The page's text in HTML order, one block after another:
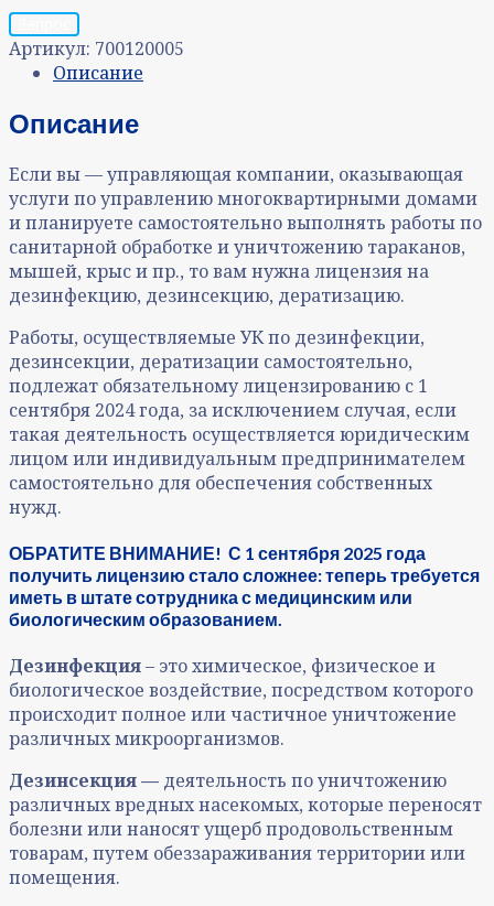
Артикул: 700120005
Описание
Описание
Если вы — управляющая компании, оказывающая
услуги по управлению многоквартирными домами
и планируете самостоятельно выполнять работы по
санитарной обработке и уничтожению тараканов,
мышей, крыс и пр., то вам нужна лицензия на
дезинфекцию, дезинсекцию, дератизацию.
Работы, осуществляемые УК по дезинфекции,
дезинсекции, дератизации самостоятельно,
подлежат обязательному лицензированию с 1
сентября 2024 года, за исключением случая, если
такая деятельность осуществляется юридическим
лицом или индивидуальным предпринимателем
самостоятельно для обеспечения собственных
нужд.
ОБРАТИТЕ ВНИМАНИЕ! С 1 сентября 2025 года
получить лицензию стало сложнее: теперь требуется
иметь в штате сотрудника с медицинским или
биологическим образованием.
Дезинфекция– это химическое, физическое и
биологическое воздействие, посредством которого
происходит полное или частичное уничтожение
различных микроорганизмов.
Дезинсекция — деятельность по уничтожению
различных вредных насекомых, которые переносят
болезни или наносят ущерб продовольственным
товарам, путем обеззараживания территории или
помещения.